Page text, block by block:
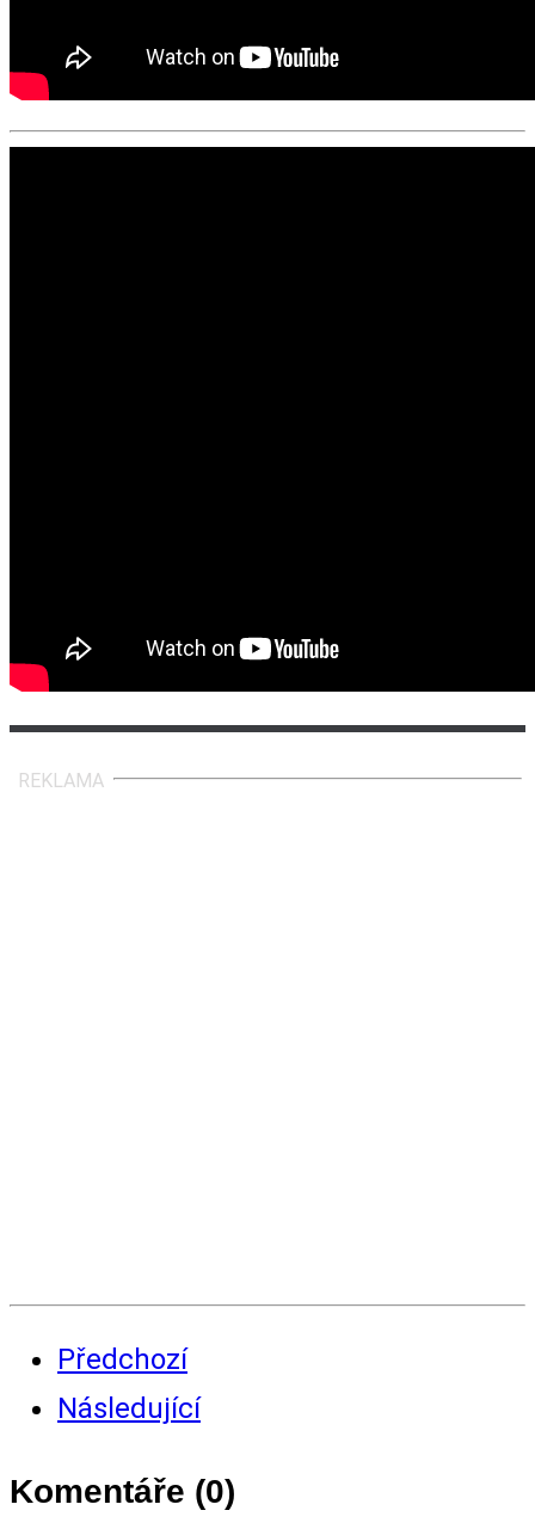
REKLAMA
Předchozí
Následující
Komentáře (0)